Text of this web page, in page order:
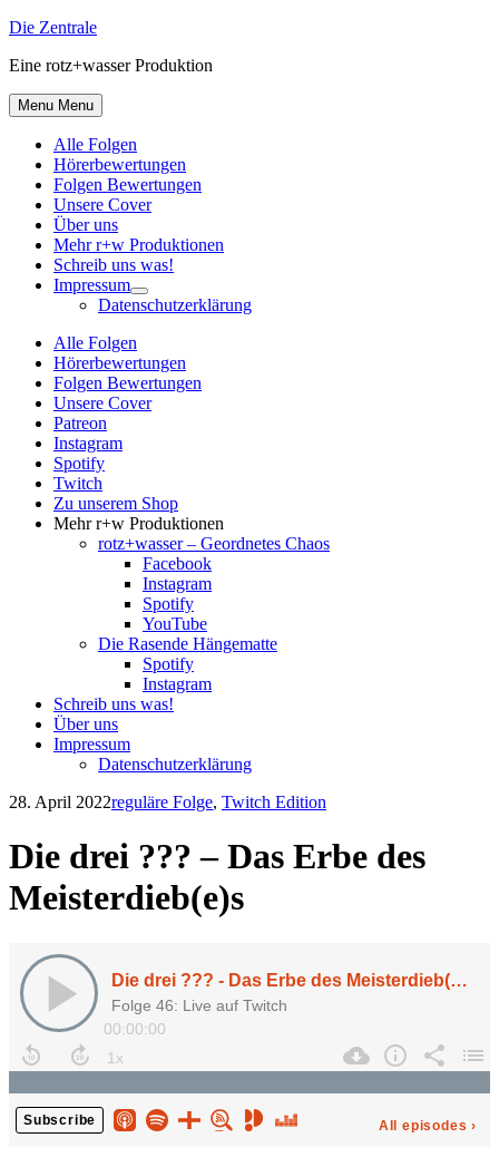
Skip
content
Die Zentrale
Eine rotz+wasser Produktion
Menu Menu
Alle Folgen
Hörerbewertungen
Folgen Bewertungen
Unsere Cover
Über uns
Mehr r+w Produktionen
Schreib uns was!
Impressum
Show
sub
Datenschutzerklärung
Alle Folgen
Hörerbewertungen
Folgen Bewertungen
Unsere Cover
Patreon
Instagram
Spotify
Twitch
Zu unserem Shop
Mehr r+w Produktionen
rotz+wasser – Geordnetes Chaos
Facebook
Instagram
Spotify
YouTube
Die Rasende Hängematte
Spotify
Instagram
Schreib uns was!
Über uns
Impressum
Datenschutzerklärung
28. April 2022reguläre Folge, Twitch Edition
Die drei ??? – Das Erbe des
Meisterdieb(e)s